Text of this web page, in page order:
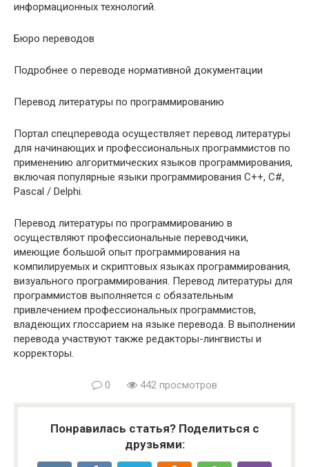
информационных технологий.
Бюро переводов
Подробнее о переводе нормативной документации
Перевод литературы по программированию
Портал спецперевода осуществляет перевод литературы
для начинающих и профессиональных программистов по
применению алгоритмических языков программирования,
включая популярные языки программирования C++, C#,
Pascal / Delphi.
Перевод литературы по программированию в
осуществляют профессиональные переводчики,
имеющие большой опыт программирования на
компилируемых и скриптовых языках программирования,
визуального программирования. Перевод литературы для
программистов выполняется с обязательным
привлечением профессиональных программистов,
владеющих глоссарием на языке перевода. В выполнении
перевода участвуют также редакторы-лингвисты и
корректоры.
0 442 просмотров
Понравилась статья? Поделиться с
друзьями: